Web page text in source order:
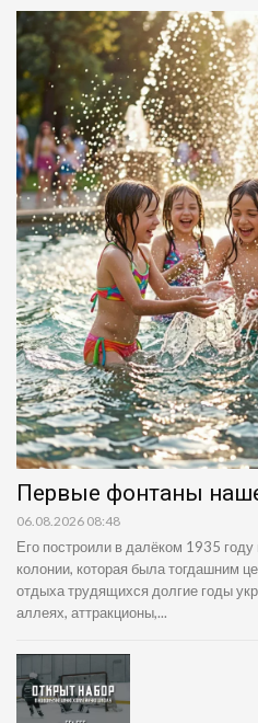
Первые фонтаны
06.08.2026 08:48
Его построили в далёком 1935
колонии, которая была тогдашним
отдыха трудящихся долгие годы
аллеях, аттракционы,...